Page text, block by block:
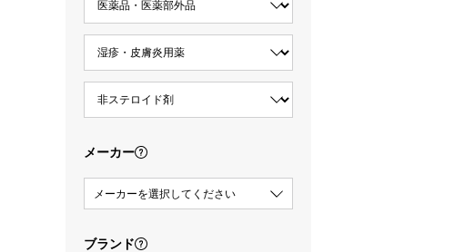
メーカー
メーカーを選択してください
ブランド